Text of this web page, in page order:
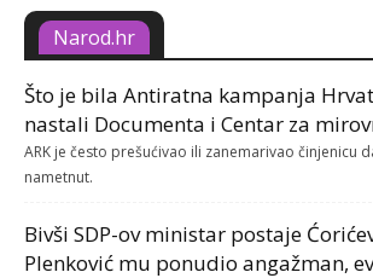
Narod.hr
Što je bila Antiratna kampanja
nastali Documenta i Centar za
ARK je često prešućivao ili zanemarivao činjenicu
nametnut.
Bivši SDP-ov ministar postaje
Plenković mu ponudio angažman,